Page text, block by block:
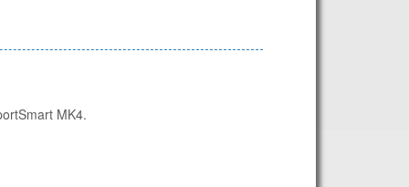
MK4.